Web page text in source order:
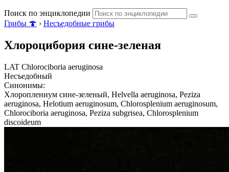
Поиск по энциклопедии
Грибы 🍄 › Несъедобные грибы
Хлороцибория сине-зеленая
LAT Chlorociboria aeruginosa
Несъедобный
Синонимы:
Хлороплениум сине-зеленый, Helvella aeruginosa, Peziza
aeruginosa, Helotium aeruginosum, Chlorosplenium aeruginosum,
Chlorociboria aeruginosa, Peziza subgrisea, Chlorosplenium
discoideum